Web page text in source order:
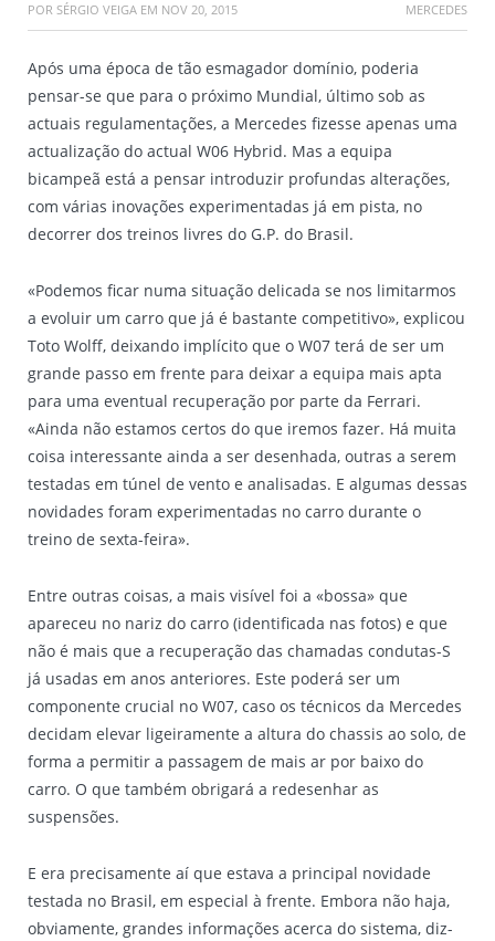
POR SÉRGIO VEIGA EM NOV 20, 2015 MERCEDES
Após uma época de tão esmagador domínio, poderia
pensar-se que para o próximo Mundial, último sob as
actuais regulamentações, a Mercedes fizesse apenas uma
actualização do actual W06 Hybrid. Mas a equipa
bicampeã está a pensar introduzir profundas alterações,
com várias inovações experimentadas já em pista, no
decorrer dos treinos livres do G.P. do Brasil.
«Podemos ficar numa situação delicada se nos limitarmos
a evoluir um carro que já é bastante competitivo», explicou
Toto Wolff, deixando implícito que o W07 terá de ser um
grande passo em frente para deixar a equipa mais apta
para uma eventual recuperação por parte da Ferrari.
«Ainda não estamos certos do que iremos fazer. Há muita
coisa interessante ainda a ser desenhada, outras a serem
testadas em túnel de vento e analisadas. E algumas dessas
novidades foram experimentadas no carro durante o
treino de sexta-feira».
Entre outras coisas, a mais visível foi a «bossa» que
apareceu no nariz do carro (identificada nas fotos) e que
não é mais que a recuperação das chamadas condutas-S
já usadas em anos anteriores. Este poderá ser um
componente crucial no W07, caso os técnicos da Mercedes
decidam elevar ligeiramente a altura do chassis ao solo, de
forma a permitir a passagem de mais ar por baixo do
carro. O que também obrigará a redesenhar as
suspensões.
E era precisamente aí que estava a principal novidade
testada no Brasil, em especial à frente. Embora não haja,
obviamente, grandes informações acerca do sistema, diz-